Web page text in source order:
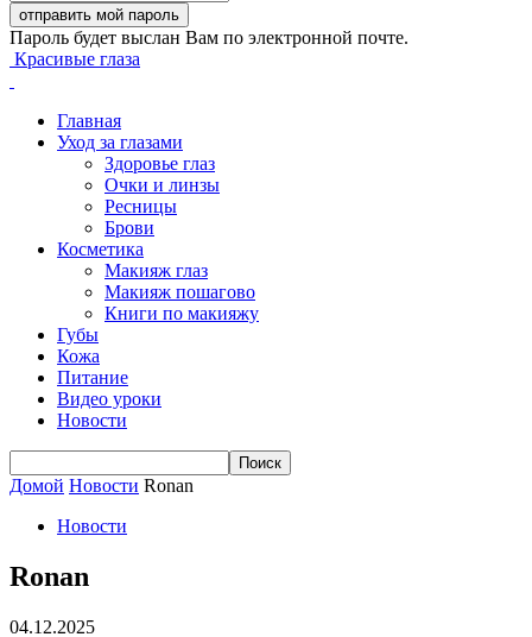
Пароль будет выслан Вам по электронной почте.
Красивые глаза
Главная
Уход за глазами
Здоровье глаз
Очки и линзы
Ресницы
Брови
Косметика
Макияж глаз
Макияж пошагово
Книги по макияжу
Губы
Кожа
Питание
Видео уроки
Новости
Домой Новости Ronan
Новости
Ronan
04.12.2025